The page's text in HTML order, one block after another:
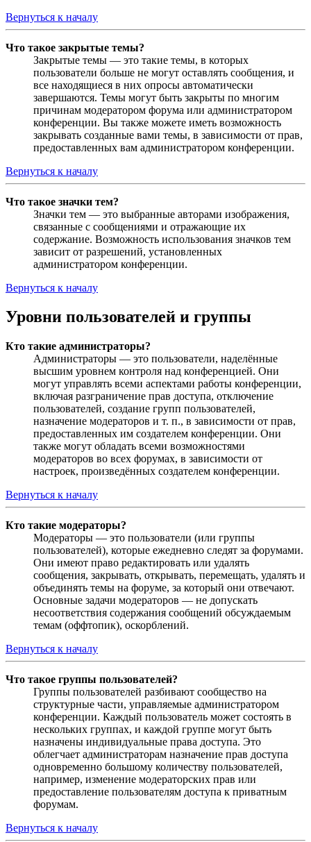
Вернуться к началу
Что такое закрытые темы?
Закрытые темы — это такие темы, в которых
пользователи больше не могут оставлять сообщения, и
все находящиеся в них опросы автоматически
завершаются. Темы могут быть закрыты по многим
причинам модератором форума или администратором
конференции. Вы также можете иметь возможность
закрывать созданные вами темы, в зависимости от прав,
предоставленных вам администратором конференции.
Вернуться к началу
Что такое значки тем?
Значки тем — это выбранные авторами изображения,
связанные с сообщениями и отражающие их
содержание. Возможность использования значков тем
зависит от разрешений, установленных
администратором конференции.
Вернуться к началу
Уровни пользователей и группы
Кто такие администраторы?
Администраторы — это пользователи, наделённые
высшим уровнем контроля над конференцией. Они
могут управлять всеми аспектами работы конференции,
включая разграничение прав доступа, отключение
пользователей, создание групп пользователей,
назначение модераторов и т. п., в зависимости от прав,
предоставленных им создателем конференции. Они
также могут обладать всеми возможностями
модераторов во всех форумах, в зависимости от
настроек, произведённых создателем конференции.
Вернуться к началу
Кто такие модераторы?
Модераторы — это пользователи (или группы
пользователей), которые ежедневно следят за форумами.
Они имеют право редактировать или удалять
сообщения, закрывать, открывать, перемещать, удалять и
объединять темы на форуме, за который они отвечают.
Основные задачи модераторов — не допускать
несоответствия содержания сообщений обсуждаемым
темам (оффтопик), оскорблений.
Вернуться к началу
Что такое группы пользователей?
Группы пользователей разбивают сообщество на
структурные части, управляемые администратором
конференции. Каждый пользователь может состоять в
нескольких группах, и каждой группе могут быть
назначены индивидуальные права доступа. Это
облегчает администраторам назначение прав доступа
одновременно большому количеству пользователей,
например, изменение модераторских прав или
предоставление пользователям доступа к приватным
форумам.
Вернуться к началу